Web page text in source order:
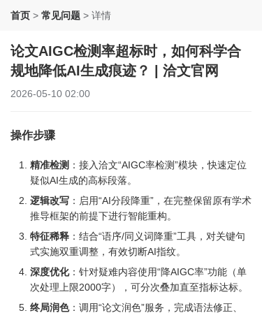
首页 > 常见问题 > 详情
论文AIGC检测率超标时，如何科学合
规地降低AI生成痕迹？ | 洽文官网
2026-05-10 02:00
操作步骤
精准检测 ：接入洽文“AIGC率检测”模块，快速定位
疑似AI生成的高标段落。
逻辑改写 ：启用“AI分段降重”，在完整保留原有学术
推导框架的前提下进行智能重构。
特征稀释 ：结合“语序/同义词降重”工具，对关键句
式实施双重调整，有效切断AI指纹。
深度优化：针对疑难内容使用“降AIGC率”功能（单
次处理上限2000字），可分次叠加直至指标达标。
终局润色：调用“论文润色”服务，完成语法修正、